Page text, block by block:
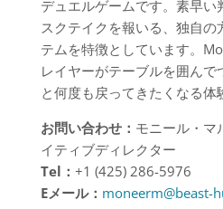
デュエルゲームです。素早い
スクテイクを報いる、独自の
テムを特徴としています。
レイヤーがテーブルを囲ん
と何度も戻ってきたくなる体
お問い合わせ： モニール・マ
イティブディレクター
Tel ： +1 (425) 286-5976
Eメール： moneerm@beast-